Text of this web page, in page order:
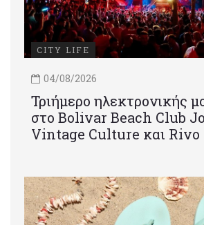
CITY LIFE
04/08/2026
Τριήμερο ηλεκτρονικής
στο Bolivar Beach Club
Vintage Culture και Rivo